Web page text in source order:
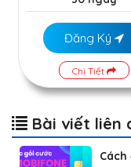
Đăng Ký
Chi Tiết
Bài viết liên